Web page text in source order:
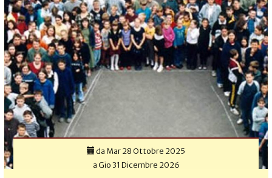
da Mar 28 Ottobre 2025
aGio 31 Dicembre 2026